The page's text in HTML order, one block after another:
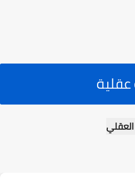
عقلية